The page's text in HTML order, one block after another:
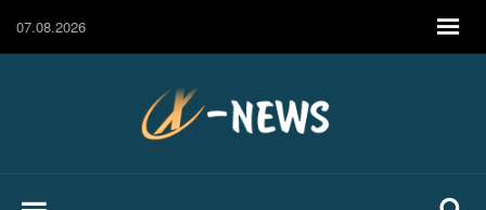
07.08.2026